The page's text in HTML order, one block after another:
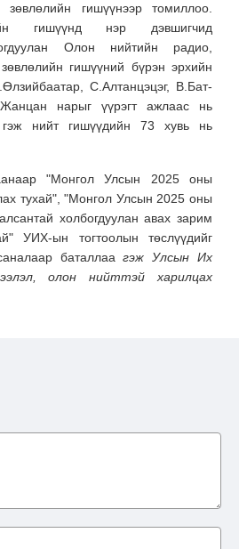
зөвлөлийн гишүүнээр томиллоо.
гишүүнд нэр дэвшигчид
Олон нийтийн радио,
гишүүний бүрэн эрхийн
С.Алтанцэцэг, В.Бат-
нарыг үүрэгт ажлаас нь
нийт гишүүдийн 73 хувь нь
"Монгол Улсын 2025 оны
тухай", "Монгол Улсын 2025 оны
холбогдуулан авах зарим
УИХ-ын тогтоолын төслүүдийг
баталлаагэж Улсын Их
олон нийттэй харилцах